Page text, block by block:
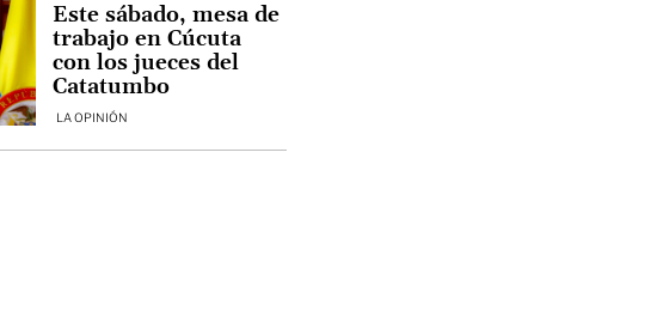
LA OPINIÓN
Este sábado, mesa de
trabajo en Cúcuta
con los jueces del
Catatumbo